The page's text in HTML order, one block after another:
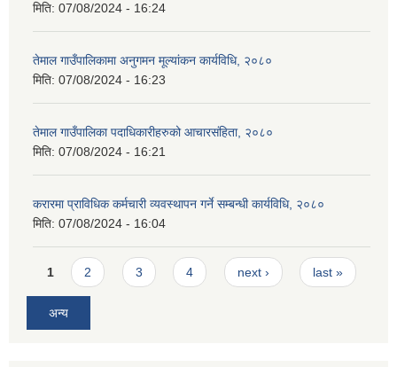
मिति: 07/08/2024 - 16:24
तेमाल गाउँपालिकामा अनुगमन मूल्यांकन कार्यविधि, २०८०
मिति: 07/08/2024 - 16:23
तेमाल गाउँपालिका पदाधिकारीहरुको आचारसंहिता, २०८०
मिति: 07/08/2024 - 16:21
करारमा प्राविधिक कर्मचारी व्यवस्थापन गर्ने सम्बन्धी कार्यविधि, २०८०
मिति: 07/08/2024 - 16:04
Pages
1 2 3 4 next › last »
अन्य